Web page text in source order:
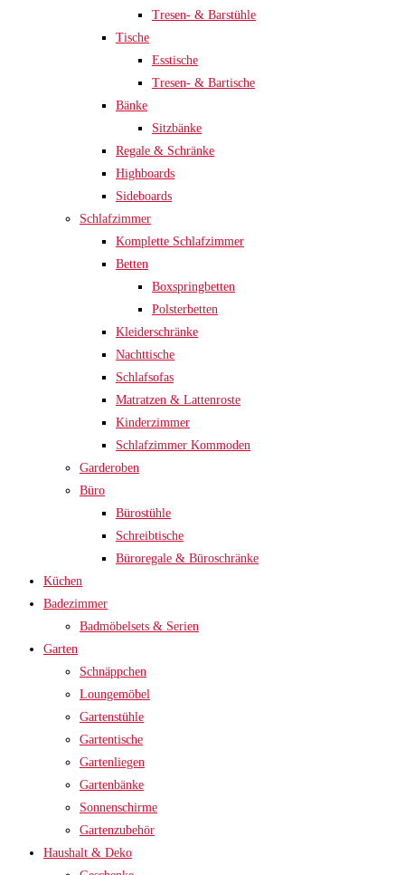
Tresen- & Barstühle
Tische
Esstische
Tresen- & Bartische
Bänke
Sitzbänke
Regale & Schränke
Highboards
Sideboards
Schlafzimmer
Komplette Schlafzimmer
Betten
Boxspringbetten
Polsterbetten
Kleiderschränke
Nachttische
Schlafsofas
Matratzen & Lattenroste
Kinderzimmer
Schlafzimmer Kommoden
Garderoben
Büro
Bürostühle
Schreibtische
Büroregale & Büroschränke
Küchen
Badezimmer
Badmöbelsets & Serien
Garten
Schnäppchen
Loungemöbel
Gartenstühle
Gartentische
Gartenliegen
Gartenbänke
Sonnenschirme
Gartenzubehör
Haushalt & Deko